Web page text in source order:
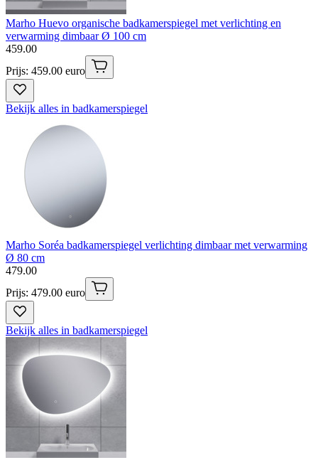
Marho Huevo organische badkamerspiegel met verlichting en
verwarming dimbaar Ø 100 cm
459.00
Prijs: 459.00 euro
Bekijk alles in badkamerspiegel
Marho Soréa badkamerspiegel verlichting dimbaar met verwarming
Ø 80 cm
479.00
Prijs: 479.00 euro
Bekijk alles in badkamerspiegel